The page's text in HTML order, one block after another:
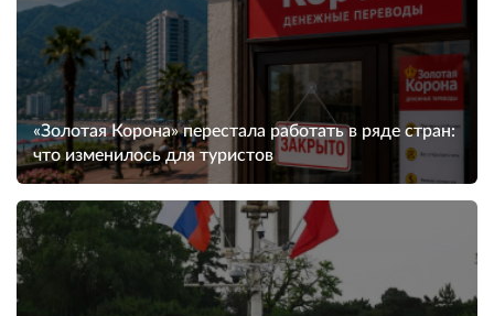
«Золотая Корона» перестала работать в ряде стран:
что изменилось для туристов